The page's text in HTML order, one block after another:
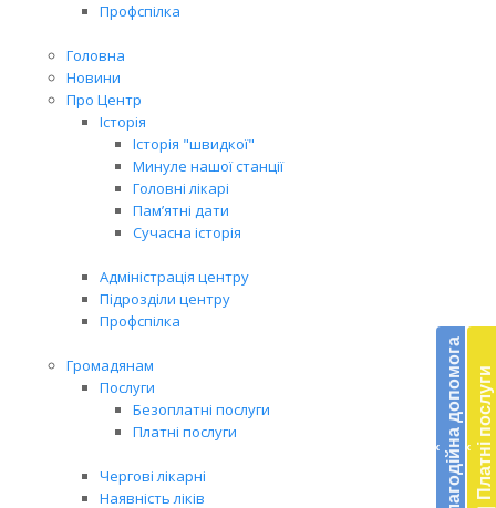
Профспілка
Головна
Новини
Про Центр
Історія
Історія "швидкої"
Минуле нашої станції
Головні лікарі
Пам’ятні дати
Сучасна історія
Адміністрація центру
Підрозділи центру
Профспілка
Громадянам
Послуги
Безоплатні послуги
Платні послуги
Чергові лікарні
Наявність ліків
‹ Благодійна допомога ‹ Платні послуги